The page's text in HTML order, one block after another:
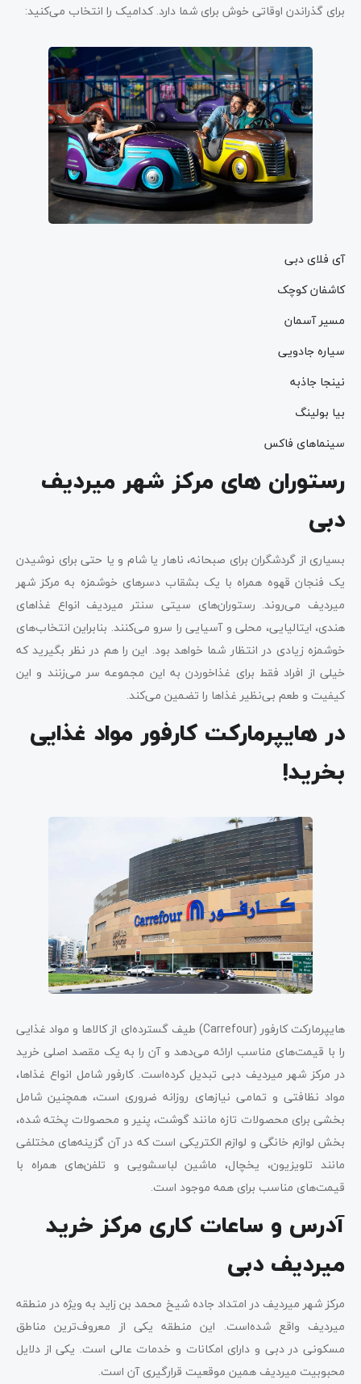
برای گذراندن اوقاتی خوش برای شما دارد. کدامیک را انتخاب می‌کنید:
آی فلای دبی
کاشفان کوچک
مسیر آسمان
سیاره جادویی
نینجا جاذبه
بیا بولینگ
سینماهای فاکس
رستوران های مرکز شهر میردیف
دبی
بسیاری از گردشگران برای صبحانه، ناهار یا شام و یا حتی برای نوشیدن
یک فنجان قهوه همراه با یک بشقاب دسرهای خوشمزه به مرکز شهر
میردیف می‌روند. رستوران‌های سیتی سنتر میردیف انواع غذاهای
هندی، ایتالیایی، محلی و آسیایی را سرو می‌کنند. بنابراین انتخاب‌های
خوشمزه زیادی در انتظار شما خواهد بود. این را هم در نظر بگیرید که
خیلی از افراد فقط برای غذاخوردن به این مجموعه سر می‌زنند و این
کیفیت و طعم بی‌نظیر غذاها را تضمین می‌کند.
در هایپرمارکت کارفور مواد غذایی
بخرید!
هایپرمارکت کارفور (Carrefour) طیف گسترده‌ای از کالاها و مواد غذایی
را با قیمت‌های مناسب ارائه می‌دهد و آن را به یک مقصد اصلی خرید
در مرکز شهر میردیف دبی تبدیل کرده‌است. کارفور شامل انواع غذاها،
مواد نظافتی و تمامی نیازهای روزانه ضروری است، همچنین شامل
بخشی برای محصولات تازه مانند گوشت، پنیر و محصولات پخته شده،
بخش لوازم خانگی و لوازم الکتریکی است که در آن گزینه‌های مختلفی
مانند تلویزیون، یخچال، ماشین لباسشویی و تلفن‌های همراه با
قیمت‌های مناسب برای همه موجود است.
آدرس و ساعات کاری مرکز خرید
میردیف دبی
مرکز شهر میردیف در امتداد جاده شیخ محمد بن زاید به ویژه در منطقه
میردیف واقع شده‌است. این منطقه یکی از معروف‌ترین مناطق
مسکونی در دبی و دارای امکانات و خدمات عالی است. یکی از دلایل
محبوبیت میردیف همین موقعیت قرارگیری آن است.